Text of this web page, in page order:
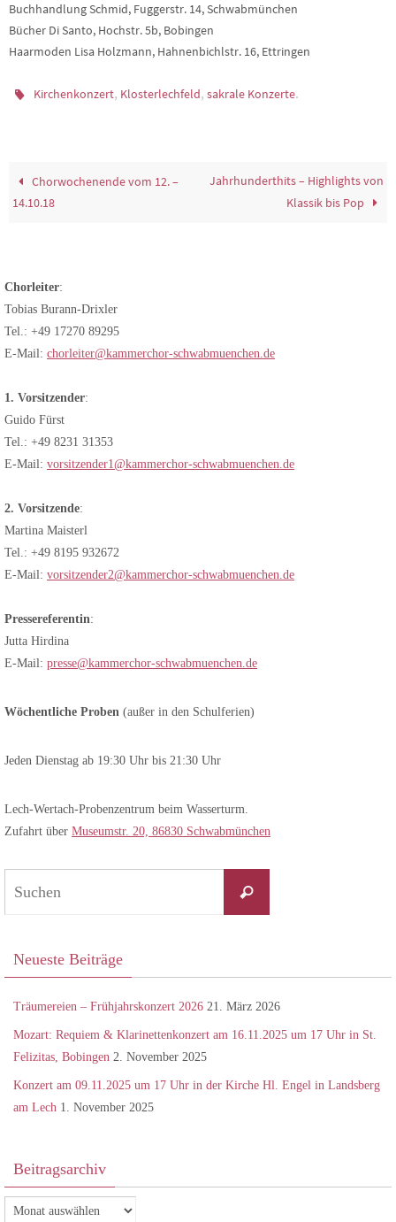
Buchhandlung Schmid, Fuggerstr. 14, Schwabmünchen
Bücher Di Santo, Hochstr. 5b, Bobingen
Haarmoden Lisa Holzmann, Hahnenbichlstr. 16, Ettringen
Kirchenkonzert, Klosterlechfeld,sakrale Konzerte.
Chorwochenende vom 12. –
14.10.18
Jahrhunderthits – Highlights von
Klassik bis Pop
Chorleiter:
Tobias Burann-Drixler
Tel.: +49 17270 89295
E-Mail: chorleiter@kammerchor-schwabmuenchen.de
1. Vorsitzender:
Guido Fürst
Tel.: +49 8231 31353
E-Mail: vorsitzender1@kammerchor-schwabmuenchen.de
2. Vorsitzende:
Martina Maisterl
Tel.: +49 8195 932672
E-Mail: vorsitzender2@kammerchor-schwabmuenchen.de
Pressereferentin:
Jutta Hirdina
E-Mail: presse@kammerchor-schwabmuenchen.de
Wöchentliche Proben (außer in den Schulferien)
Jeden Dienstag ab 19:30 Uhr bis 21:30 Uhr
Lech-Wertach-Probenzentrum beim Wasserturm.
Zufahrt über Museumstr. 20, 86830 Schwabmünchen
Suchen
Neueste Beiträge
Träumereien – Frühjahrskonzert 2026 21. März 2026
Mozart: Requiem & Klarinettenkonzert am 16.11.2025 um 17 Uhr in St.
Felizitas, Bobingen 2. November 2025
Konzert am 09.11.2025 um 17 Uhr in der Kirche Hl. Engel in Landsberg
am Lech 1. November 2025
Beitragsarchiv
Beitragsarchiv